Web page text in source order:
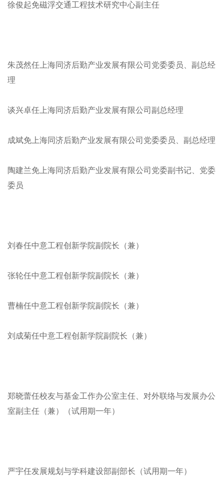
徐俊起免磁浮交通工程技术研究中心副主任
朱茂然任上海同济后勤产业发展有限公司党委委员、副总经
理
谈兴卓任上海同济后勤产业发展有限公司副总经理
成斌免上海同济后勤产业发展有限公司党委委员、副总经理
陶建兰免上海同济后勤产业发展有限公司党委副书记、党委
委员
刘春任中意工程创新学院副院长（兼）
张轮任中意工程创新学院副院长（兼）
曹楠任中意工程创新学院副院长（兼）
刘成菊任中意工程创新学院副院长（兼）
郑晓蕾任校友与基金工作办公室主任、对外联络与发展办公
室副主任（兼）（试用期一年）
严宇任发展规划与学科建设部副部长（试用期一年）